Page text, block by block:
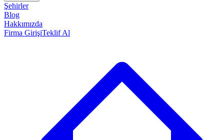
Şehirler
Blog
Hakkımızda
Firma GirişiTeklif Al